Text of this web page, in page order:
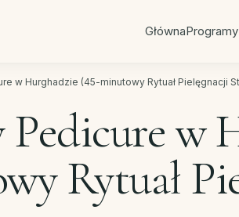
Główna
w Hurghadzie (45-minutowy Rytuał Pielęgnacji
Pedicure w
Rytuał